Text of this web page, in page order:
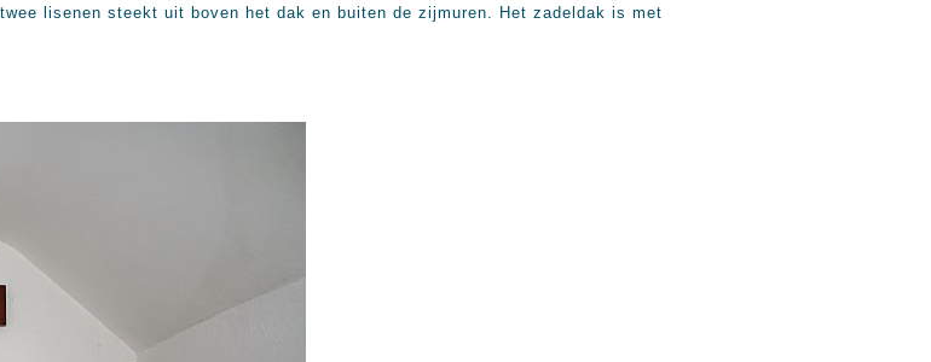
lisenen steekt uit boven het dak en buiten de zijmuren. Het zadeldak is met